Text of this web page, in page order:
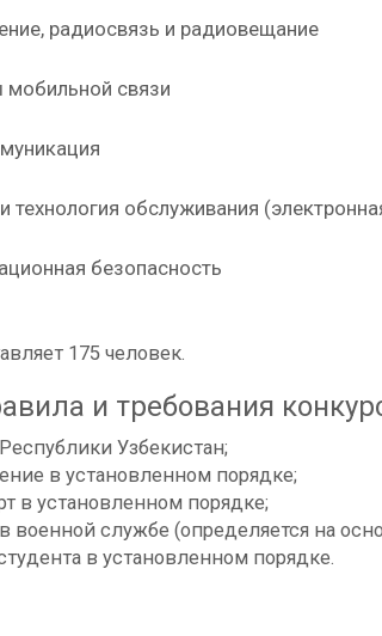
радиосвязь и радиовещание
мобильной связи
технология обслуживания
безопасность
175 человек.
и требования
Узбекистан;
в установленном порядке;
в установленном порядке;
военной службе (определяется на
в установленном порядке.